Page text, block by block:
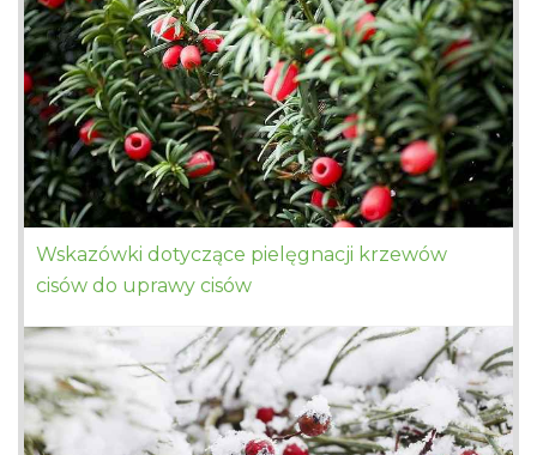
Wskazówki dotyczące pielęgnacji krzewów
cisów do uprawy cisów